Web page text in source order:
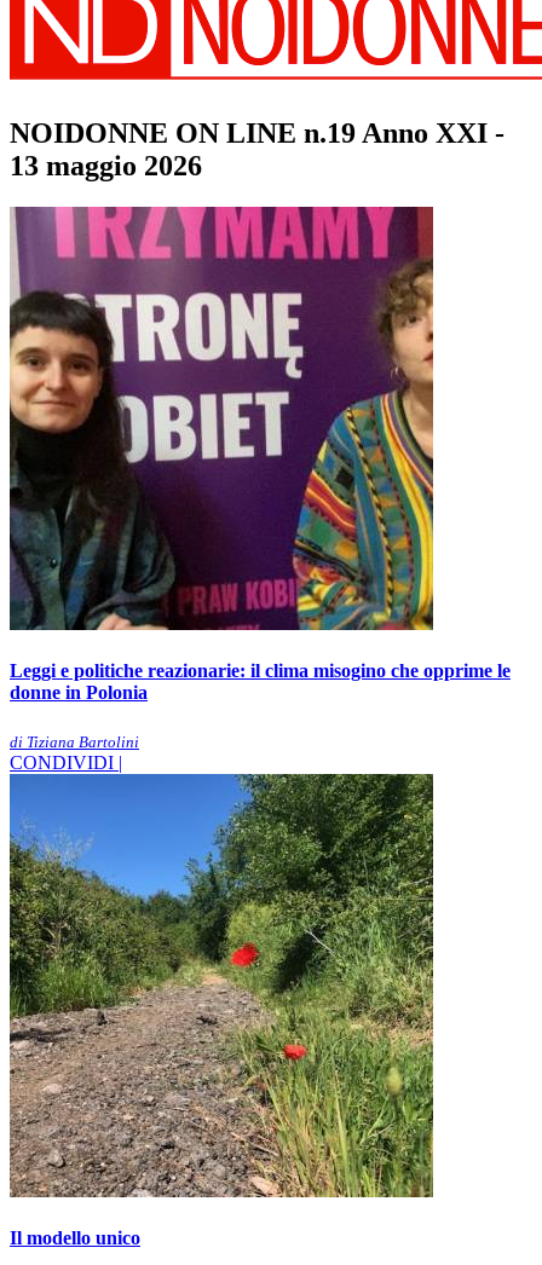
NOIDONNE ON LINE n.19 Anno XXI -
13 maggio 2026
Leggi e politiche reazionarie: il clima misogino che opprime le
donne in Polonia
di Tiziana Bartolini
CONDIVIDI |
Il modello unico